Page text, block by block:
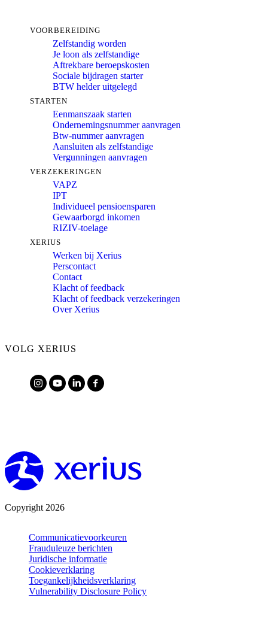
VOORBEREIDING
Zelfstandig worden
Je loon als zelfstandige
Aftrekbare beroepskosten
Sociale bijdragen starter
BTW helder uitgelegd
STARTEN
Eenmanszaak starten
Ondernemingsnummer aanvragen
Btw-nummer aanvragen
Aansluiten als zelfstandige
Vergunningen aanvragen
VERZEKERINGEN
VAPZ
IPT
Individueel pensioensparen
Gewaarborgd inkomen
RIZIV-toelage
XERIUS
Werken bij Xerius
Perscontact
Contact
Klacht of feedback
Klacht of feedback verzekeringen
Over Xerius
VOLG XERIUS
Copyright 2026
Communicatievoorkeuren
Frauduleuze berichten
Juridische informatie
Cookieverklaring
Toegankelijkheidsverklaring
Vulnerability Disclosure Policy